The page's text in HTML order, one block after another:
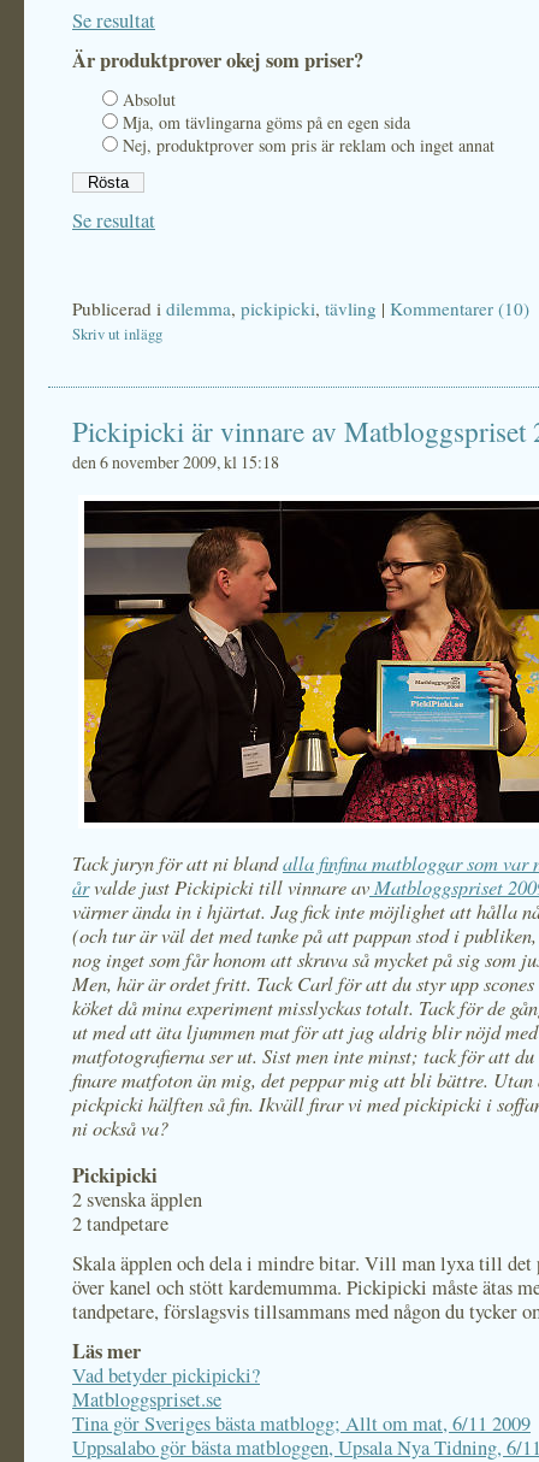
Se resultat
Är produktprover okej som priser?
Absolut
Mja, om tävlingarna göms på en egen sida
Nej, produktprover som pris är reklam och inget annat
Se resultat
Publicerad i dilemma, pickipicki, tävling | Kommentarer (10)
Skriv ut inlägg
Pickipicki är vinnare av Matbloggspriset
den 6 november 2009, kl 15:18
Tack juryn för att ni blandalla finfina matbloggar som var
årvalde just Pickipicki till vinnare av Matbloggspriset
värmer ända in i hjärtat. Jag fick inte möjlighet att hålla
(och tur är väl det med tanke på att pappan stod i
nog inget som får honom att skruva så mycket på sig som
Men, här är ordet fritt. Tack Carl för att du styr upp
köket då mina experiment misslyckas totalt. Tack för de
ut med att äta ljummen mat för att jag aldrig blir nöjd
matfotografierna ser ut. Sist men inte minst; tack för att du
finare matfoton än mig, det peppar mig att bli bättre.
pickpicki hälften så fin. Ikväll firar vi med pickipicki i
ni också va?
Pickipicki
2 svenska äpplen
2 tandpetare
Skala äpplen och dela i mindre bitar. Vill man lyxa till det
över kanel och stött kardemumma. Pickipicki måste ätas
tandpetare, förslagsvis tillsammans med någon du tycker
Läs mer
Vad betyder pickipicki?
Matbloggspriset.se
Tina gör Sveriges bästa matblogg; Allt om mat, 6/11 2009
Uppsalabo gör bästa matbloggen, Upsala Nya Tidning, 6/